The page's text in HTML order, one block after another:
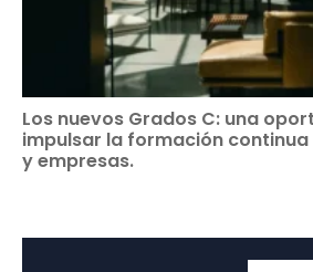
Los nuevos Grados C: una
impulsar la formación
y empresas.